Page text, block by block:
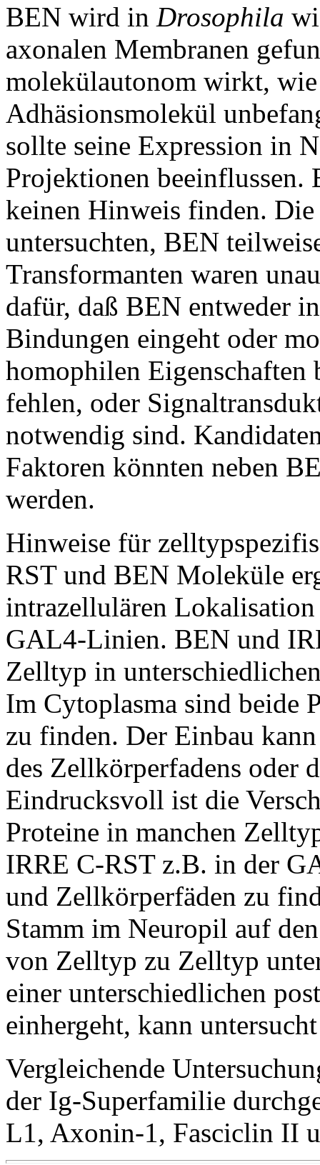
BEN wird in Drosophila
axonalen Membranen
molekülautonom wirkt,
Adhäsionsmolekül
sollte seine Expression in
Projektionen
keinen Hinweis finden.
untersuchten, BEN
Transformanten waren
dafür, daß BEN entweder
Bindungen eingeht oder
homophilen
fehlen, oder
notwendig sind.
Faktoren könnten neben
werden.
Hinweise für
RST und BEN Moleküle
intrazellulären
GAL4-Linien. BEN und
Zelltyp in
Im Cytoplasma sind beide
zu finden. Der Einbau
des Zellkörperfadens oder
Eindrucksvoll ist die
Proteine in manchen
IRRE C-RST z.B. in der
und Zellkörperfäden zu
Stamm im Neuropil auf
von Zelltyp zu Zelltyp
einer unterschiedlichen
einhergeht, kann
Vergleichende
der Ig-Superfamilie
L1, Axonin-1, Fasciclin II